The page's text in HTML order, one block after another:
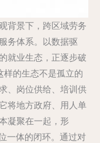
背景下，跨区域劳务
务体系。以数据驱
就业生态，正逐步破
样的生态不是孤立的
、岗位供给、培训供
将地方政府、用人单
凝聚在一起，形
一体的闭环。通过对